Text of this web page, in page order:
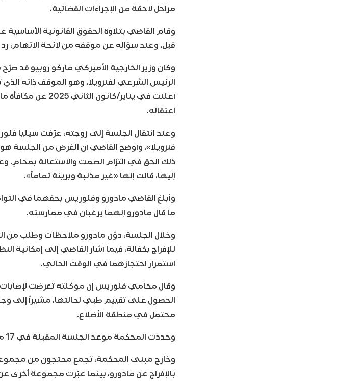
مراحل لاحقة من الإجراءات القضائية.
وقام القاضي بتلاوة الحقوق القانونية
قبل. وعند سؤاله عن موقفه من لائحة الاتهام، رد
وكان وزير الخارجية الأميركي ماركو روبيو قد
الرئيس الشرعي لفنزويلا. وهو الموقف ذاته الذي
اعتقاله.
وعند انتقال الجلسة إلى زوجته، عرّفت سيليا
فنزويلا». وأوضح القاضي أن الغرض من الجلسة
ذلك الحق في التزام الصمت والاستعانة
إليها، قالت إنها «غير مذنبة وبريئة تماماً».
وأبلغ القاضي مادورو وفلوريس بحقهما في
ما قال مادورو إنهما يرغبان في ممارسته.
وخلال الجلسة، دوّن مادورو ملاحظات وطلب من
للإفراج بكفالة، فيما أشار القاضي إلى
استمرار احتجازهما في الوقت الحالي.
وقال محامي فلوريس إن موكلته تعرضت لإصابات
الحصول على تقييم طبي لحالتها، مشيراً إلى
محتمل في منطقة الأضلاع.
وحددت المحكمة موعد الجلسة المقبلة في 17 مارس/آذار.
وخارج مبنى المحكمة، تجمع محتجون من
بالإفراج عن مادورو، بينما عبّرت مجموعة أخرى